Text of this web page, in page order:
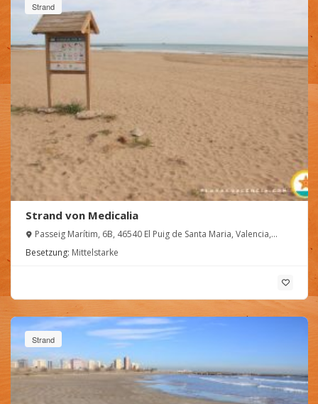
Strand
Strand von Medicalia
Passeig Marítim, 6B, 46540 El Puig de Santa Maria, Valencia,
Besetzung: Mittelstarke
Strand